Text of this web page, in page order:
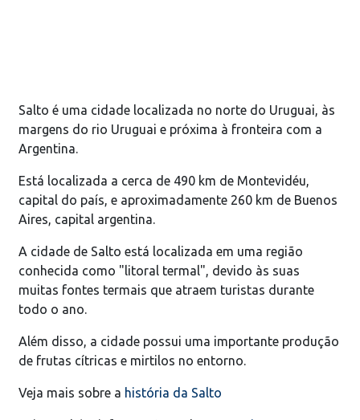
Salto é uma cidade localizada no norte do Uruguai, às
margens do rio Uruguai e próxima à fronteira com a
Argentina.
Está localizada a cerca de 490 km de Montevidéu,
capital do país, e aproximadamente 260 km de Buenos
Aires, capital argentina.
A cidade de Salto está localizada em uma região
conhecida como "litoral termal", devido às suas
muitas fontes termais que atraem turistas durante
todo o ano.
Além disso, a cidade possui uma importante produção
de frutas cítricas e mirtilos no entorno.
Veja mais sobre a história da Salto